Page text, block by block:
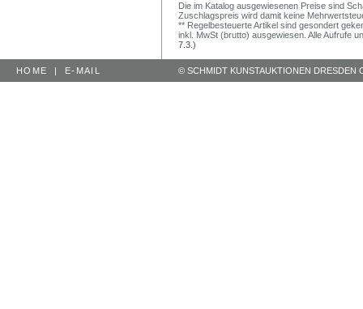
Die im Katalog ausgewiesenen Preise sind
Zuschlagspreis wird damit keine
** Regelbesteuerte Artikel sind gesondert
inkl. MwSt (brutto) ausgewiesen. Alle Aufrufe
7.3.)
HOME | E-MAIL © SCHMIDT KUNSTAUKTIONEN DRESDEN